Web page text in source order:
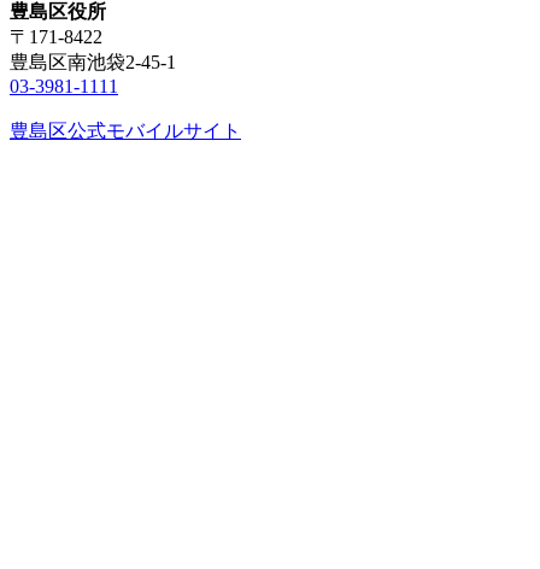
豊島区役所
〒171-8422
豊島区南池袋2-45-1
03-3981-1111
豊島区公式モバイルサイト